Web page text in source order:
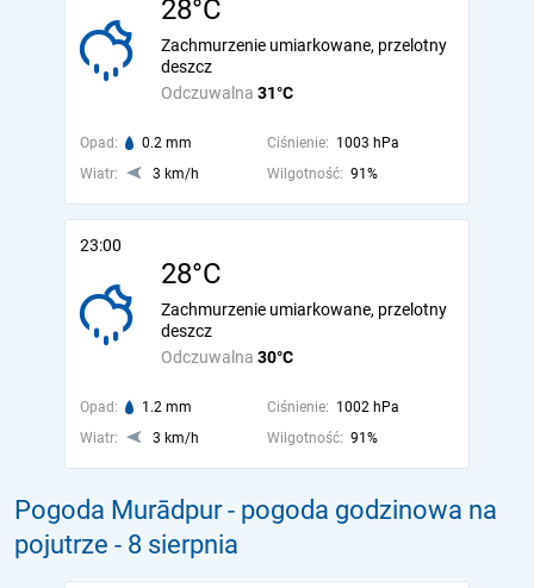
28°C
Odczuwalna 31°C
Zachmurzenie umiarkowane, przelotny
deszcz
Opad: 0.2 mm Ciśnienie: 1003 hPa
Wiatr:
3 km/h Wilgotność: 91%
23:00
28°C
Odczuwalna 30°C
Zachmurzenie umiarkowane, przelotny
deszcz
Opad: 1.2 mm Ciśnienie: 1002 hPa
Wiatr:
3 km/h Wilgotność: 91%
Pogoda Murādpur - pogoda godzinowa na
pojutrze - 8 sierpnia